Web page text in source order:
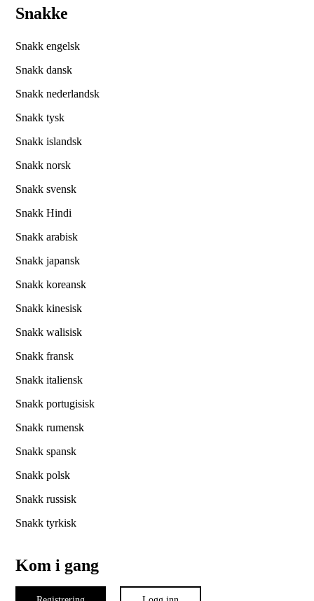
Snakke
Snakk engelsk
Snakk dansk
Snakk nederlandsk
Snakk tysk
Snakk islandsk
Snakk norsk
Snakk svensk
Snakk Hindi
Snakk arabisk
Snakk japansk
Snakk koreansk
Snakk kinesisk
Snakk walisisk
Snakk fransk
Snakk italiensk
Snakk portugisisk
Snakk rumensk
Snakk spansk
Snakk polsk
Snakk russisk
Snakk tyrkisk
Kom i gang